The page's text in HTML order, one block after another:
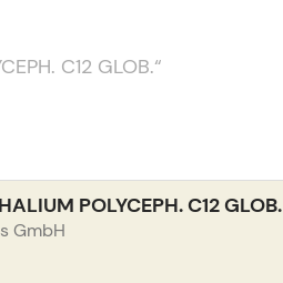
C12 GLOB.“
POLYCEPH. C12 GLOB.
GmbH